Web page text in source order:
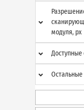
модуля, px
Доступные